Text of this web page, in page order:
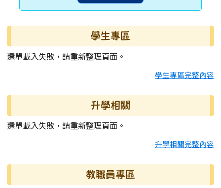
學生專區
選單載入失敗，請重新整理頁面。
學生專區完整內容
升學相關
選單載入失敗，請重新整理頁面。
升學相關完整內容
教職員專區